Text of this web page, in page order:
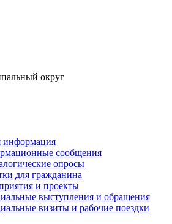
округ
информация
сообщения
опросы
для гражданина
и проекты
выступления и обращения
визиты и рабочие поездки